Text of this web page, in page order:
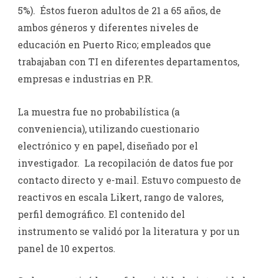
5%). Éstos fueron adultos de 21 a 65 años, de
ambos géneros y diferentes niveles de
educación en Puerto Rico; empleados que
trabajaban con TI en diferentes departamentos,
empresas e industrias en P.R.
La muestra fue no probabilística (a
conveniencia), utilizando cuestionario
electrónico y en papel, diseñado por el
investigador. La recopilación de datos fue por
contacto directo y e-mail. Estuvo compuesto de
reactivos en escala Likert, rango de valores,
perfil demográfico. El contenido del
instrumento se validó por la literatura y por un
panel de 10 expertos.